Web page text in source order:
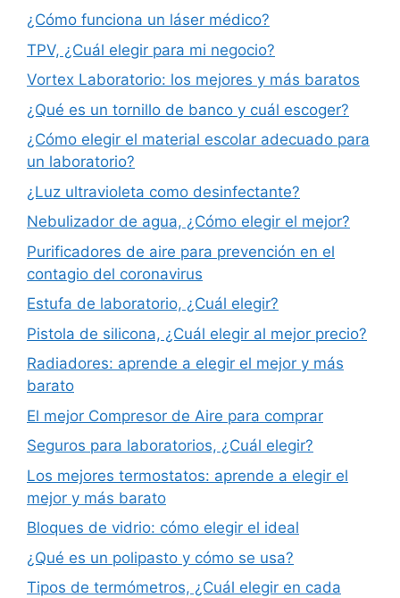
¿Cómo funciona un láser médico?
TPV, ¿Cuál elegir para mi negocio?
Vortex Laboratorio: los mejores y más baratos
¿Qué es un tornillo de banco y cuál escoger?
¿Cómo elegir el material escolar adecuado para
un laboratorio?
¿Luz ultravioleta como desinfectante?
Nebulizador de agua, ¿Cómo elegir el mejor?
Purificadores de aire para prevención en el
contagio del coronavirus
Estufa de laboratorio, ¿Cuál elegir?
Pistola de silicona, ¿Cuál elegir al mejor precio?
Radiadores: aprende a elegir el mejor y más
barato
El mejor Compresor de Aire para comprar
Seguros para laboratorios, ¿Cuál elegir?
Los mejores termostatos: aprende a elegir el
mejor y más barato
Bloques de vidrio: cómo elegir el ideal
¿Qué es un polipasto y cómo se usa?
Tipos de termómetros, ¿Cuál elegir en cada